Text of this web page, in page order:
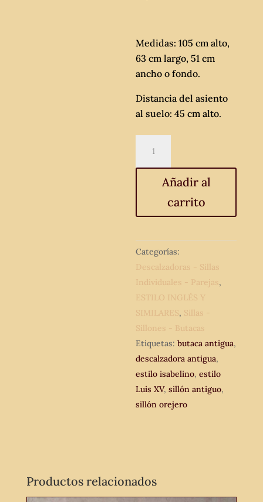
Medidas: 105 cm alto,
63 cm largo, 51 cm
ancho o fondo.
Distancia del asiento
al suelo: 45 cm alto.
antigua
orejera
XV.
orejero
antiguo
estilo
isabelino.
cantidad
Añadir al
carrito
Categorías:
Descalzadoras - Sillas
Individuales - Parejas,
ESTILO INGLÉS Y
SIMILARES, Sillas -
Sillones - Butacas
Etiquetas:butaca antigua,
descalzadora antigua,
estilo isabelino,estilo
Luis XV,sillón antiguo,
sillón orejero
Productos relacionados